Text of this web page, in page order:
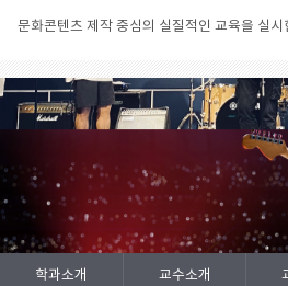
문화콘텐츠 제작 중심의 실질적인 교육을 실시
학과소개 교수소개